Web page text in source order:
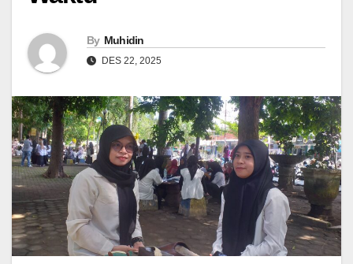
By Muhidin
DES 22, 2025